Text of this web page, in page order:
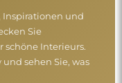
Inspirationen und
Sie
schöne Interieurs.
sehen Sie, was